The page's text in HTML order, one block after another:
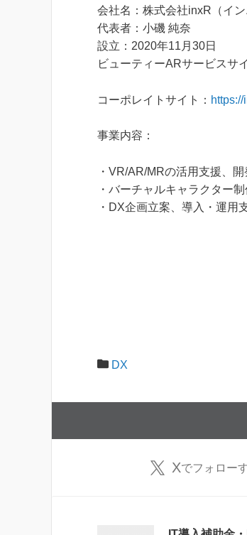
会社名：株式会社inxR（イン
代表者：小磯 純奈
設立：2020年11月30日
ビューティーARサービスサ
コーポレイトサイト：
事業内容：
・VR/AR/MRの活用支援、開
・バーチャルキャラクター
・DX企画立案、導入・運用
DX
Xでフォロー